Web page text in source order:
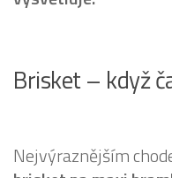
Brisket – když
Nejvýraznějším